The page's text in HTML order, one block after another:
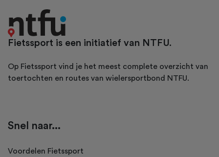
Fietssport is een initiatief van NTFU.
Op Fietssport vind je het meest complete overzicht van
toertochten en routes van wielersportbond NTFU.
Snel naar...
Voordelen Fietssport